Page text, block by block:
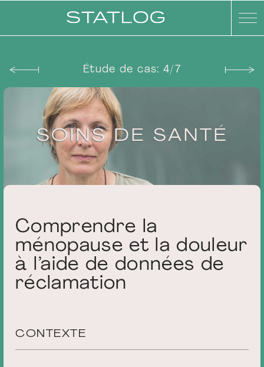
Étude de cas: 4/7
Statlog -
SOINS DE SANTÉ
Comprendre la
ménopause et la douleur
à l’aide de données de
réclamation
CONTEXTE